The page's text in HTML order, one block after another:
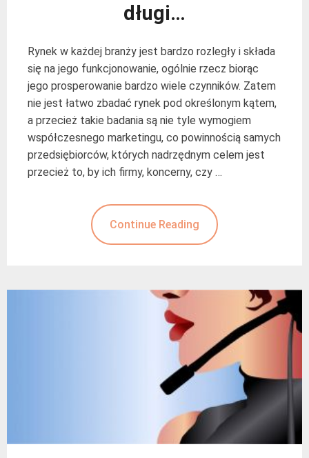
długi…
Rynek w każdej branży jest bardzo rozległy i składa
się na jego funkcjonowanie, ogólnie rzecz biorąc
jego prosperowanie bardzo wiele czynników. Zatem
nie jest łatwo zbadać rynek pod określonym kątem,
a przecież takie badania są nie tyle wymogiem
współczesnego marketingu, co powinnością samych
przedsiębiorców, których nadrzędnym celem jest
przecież to, by ich firmy, koncerny, czy …
Continue Reading